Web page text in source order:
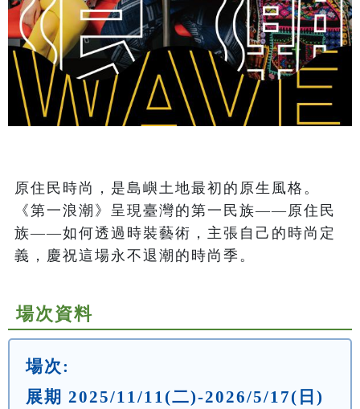
原住民時尚，是島嶼土地最初的原生風格。
《第一浪潮》呈現臺灣的第一民族——原住民
族——如何透過時裝藝術，主張自己的時尚定
義，慶祝這場永不退潮的時尚季。
場次資料
場次:
展期 2025/11/11(二)-2026/5/17(日)